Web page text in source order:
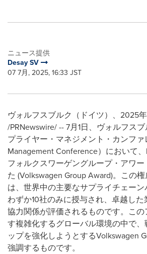
ニュース提供
Desay SV
07 7月, 2025, 16:33 JST
ヴォルフスブルク（ドイツ）、2025
/PRNewswire/ -- 7月1日、ヴォルフス
プライヤー・マネジメント・カンフ
Management Conference）において
フォルクスワーゲングループ・アワ
た (Volkswagen Group Award)。この
は、世界中の主要なサプライチェー
わずか10社のみに授与され、卓越し
協力関係が評価されるものです。こ
す複雑化するグローバル環境の中で
ップを強化しようとするVolkswagen
強調するものです。